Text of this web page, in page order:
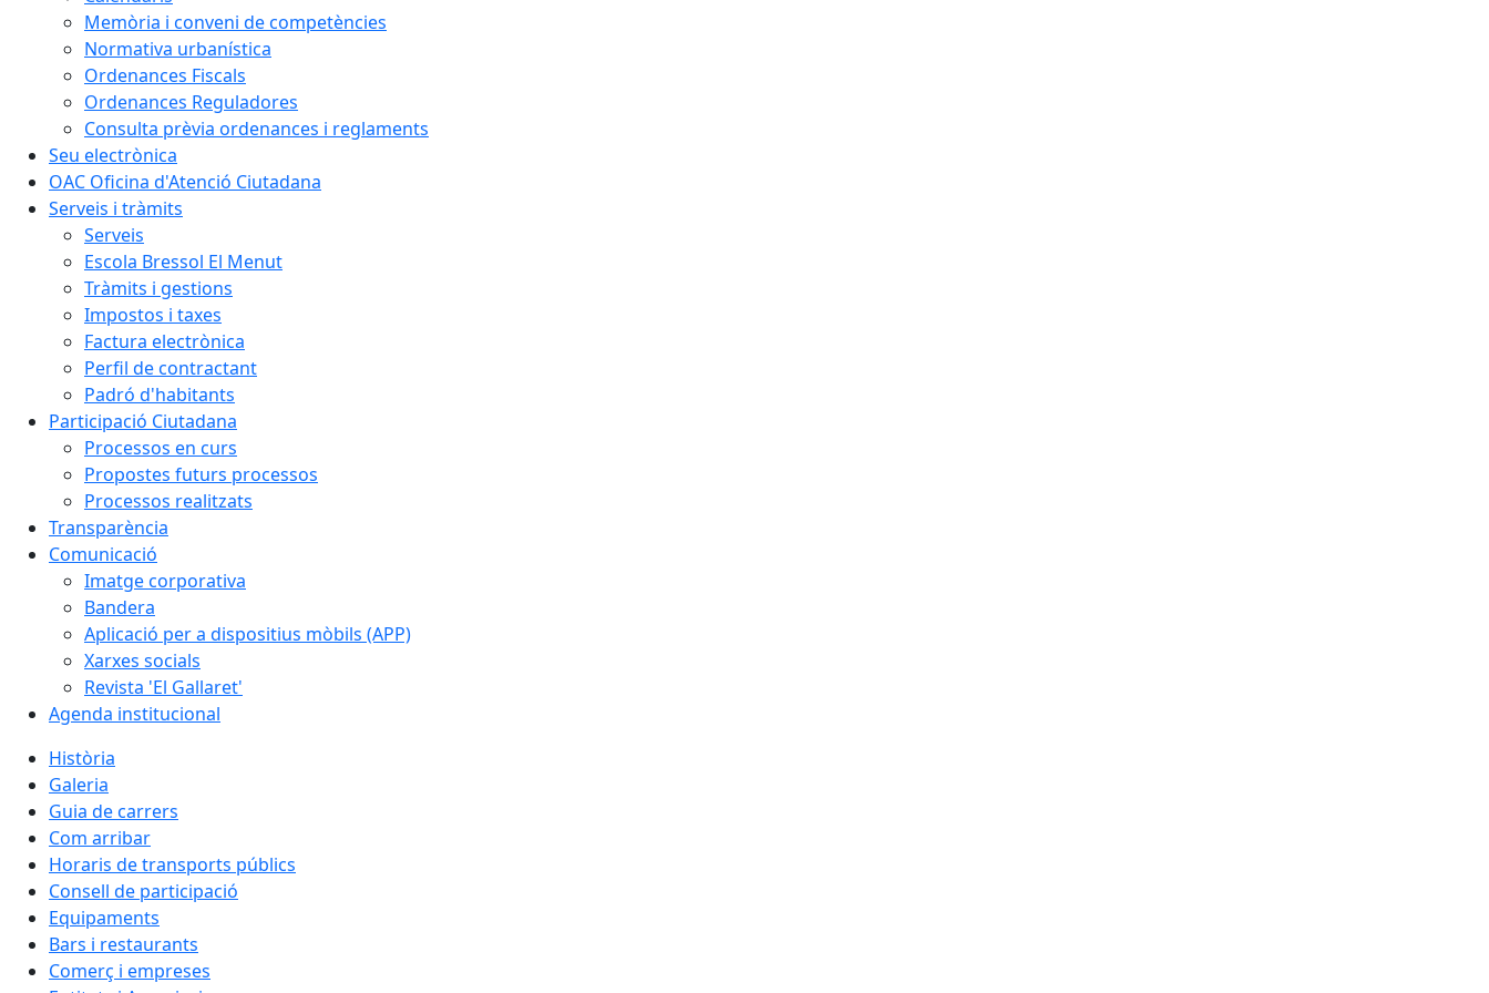
Memòria i conveni de competències
Normativa urbanística
Ordenances Fiscals
Ordenances Reguladores
Consulta prèvia ordenances i reglaments
Seu electrònica
OAC Oficina d'Atenció Ciutadana
Serveis i tràmits
Serveis
Escola Bressol El Menut
Tràmits i gestions
Impostos i taxes
Factura electrònica
Perfil de contractant
Padró d'habitants
Participació Ciutadana
Processos en curs
Propostes futurs processos
Processos realitzats
Transparència
Comunicació
Imatge corporativa
Bandera
Aplicació per a dispositius mòbils (APP)
Xarxes socials
Revista 'El Gallaret'
Agenda institucional
Història
Galeria
Guia de carrers
Com arribar
Horaris de transports públics
Consell de participació
Equipaments
Bars i restaurants
Comerç i empreses